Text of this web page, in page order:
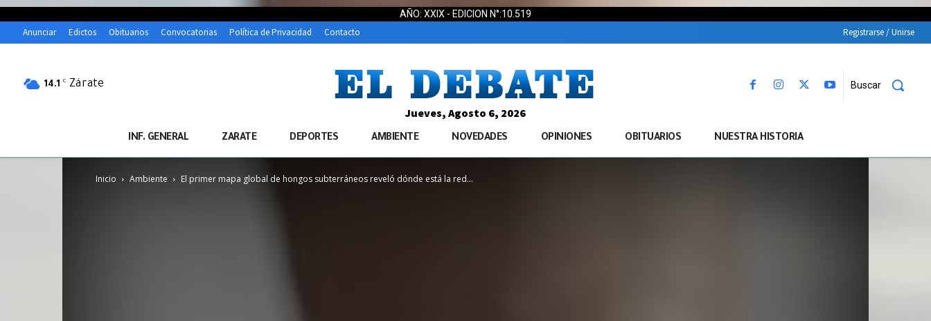
AÑO: XXIX - EDICION N°:10.519
Anunciar Edictos Obituarios Convocatorias Política de Privacidad Contacto Registrarse / Unirse
14.1 C Zárate Buscar
Jueves, Agosto 6, 2026
INF. GENERAL ZARATE DEPORTES AMBIENTE NOVEDADES OPINIONES OBITUARIOS NUESTRA HISTORIA
Inicio Ambiente El primer mapa global de hongos subterráneos reveló dónde está la red...